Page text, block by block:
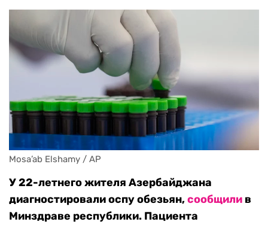
Mosa’ab Elshamy / AP
У 22-летнего жителя Азербайджана
диагностировали оспу обезьян,сообщили в
Минздраве республики. Пациента